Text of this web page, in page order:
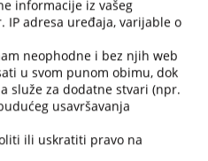
informacije iz vašeg
IP adresa uređaja, varijable o
neophodne i bez njih web
u svom punom obimu, dok
služe za dodatne stvari (npr.
usavršavanja
ili uskratiti pravo na